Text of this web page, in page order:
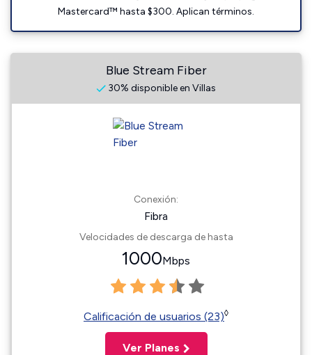
Mastercard™ hasta $300. Aplican términos.
Blue Stream Fiber
30% disponible en Villas
Conexión:
Fibra
Velocidades de descarga de hasta
1000Mbps
Calificación de usuarios (23)◊
Ver Planes